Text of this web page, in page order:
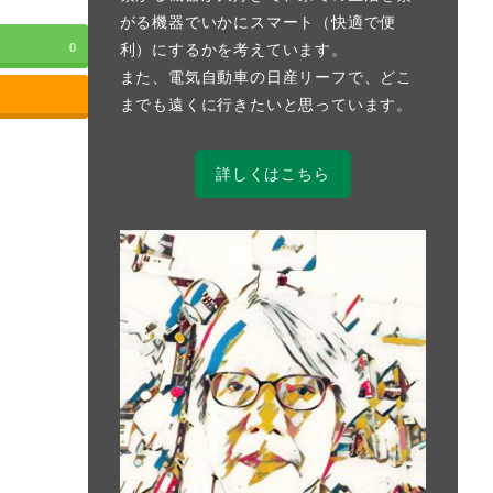
0
がる機器でいかにスマート（快適で便
利）にするかを考えています。
また、電気自動車の日産リーフで、どこ
までも遠くに行きたいと思っています。
詳しくはこちら